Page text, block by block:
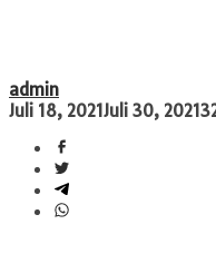
admin
Juli 18, 2021Juli 30, 2021